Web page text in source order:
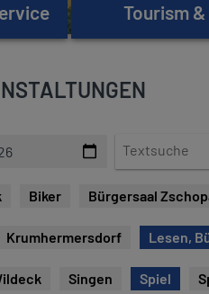
Tourism
t
u
Biker Bürgersaal
Krumhermersdorf Lesen,
Singen Spiel